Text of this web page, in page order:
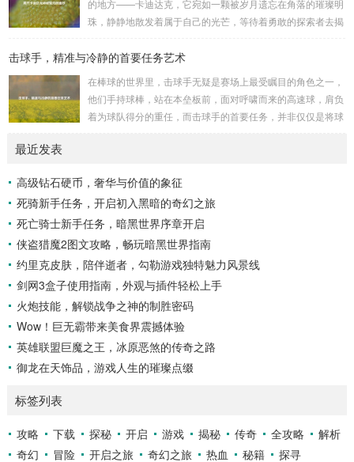
历史上看,生物武器的使用曾经给人类带来过惨痛的教训，在
战争时期，某些国家就曾利用细菌、病毒...
的地方——卡迪达克，它宛如一颗被岁月遗忘在角落的璀璨明
珠，静静地散发着属于自己的光芒，等待着勇敢的探索者去揭
复杂多样的地形地貌，高耸入云的山脉连绵起伏，像是大自然
照耀下闪耀着刺眼的银光，仿佛是大自然赐予这片土地的皇
冠，而山脚下，则是一片郁郁葱葱的森林，森林里树木种类繁
多，高大的乔木遮天蔽日，阳光只能透过枝叶的缝隙...
击球手，精准与冷静的首要任务艺术
在棒球的世界里，击球手无疑是赛场上最受瞩目的角色之一，
他们手持球棒，站在本垒板前，面对呼啸而来的高速球，肩负
着为球队得分的重任，而击球手的首要任务，并非仅仅是将球
滑球，击球手需要在极短的时间内，准确判断球的速度、方向
和落点，然后调整自己的击球动作，这不仅要求击球手具备出
色的视力和反应能力,更需要大量的训练来培养对球...
最近发表
高级钻石硬币，奢华与价值的象征
死骑新手任务，开启初入黑暗的奇幻之旅
死亡骑士新手任务，暗黑世界序章开启
侠盗猎魔2图文攻略，畅玩暗黑世界指南
约里克皮肤，陪伴逝者，勾勒游戏独特魅力风景线
剑网3盒子使用指南，外观与插件轻松上手
火炮技能，解锁战争之神的制胜密码
Wow！巨无霸带来美食界震撼体验
英雄联盟巨魔之王，冰原恶煞的传奇之路
御龙在天饰品，游戏人生的璀璨点缀
标签列表
攻略 下载 探秘 开启 游戏 揭秘 传奇 全攻略
解析
奇幻
冒险 开启之旅 奇幻之旅 热血 秘籍 探寻